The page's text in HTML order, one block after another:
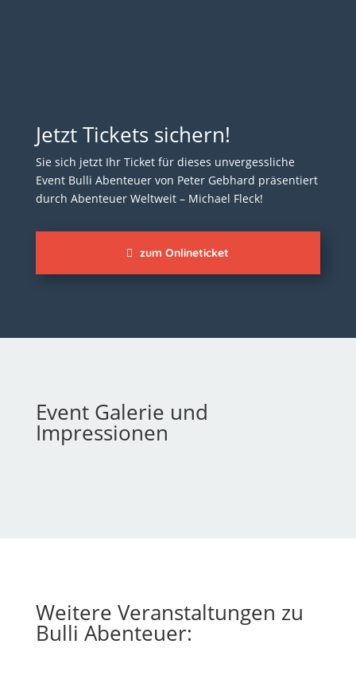
Jetzt Tickets sichern!
Sie sich jetzt Ihr Ticket für dieses unvergessliche
Event Bulli Abenteuer von Peter Gebhard präsentiert
durch Abenteuer Weltweit – Michael Fleck!
zum Onlineticket
Event Galerie und
Impressionen
Weitere Veranstaltungen zu
Bulli Abenteuer: